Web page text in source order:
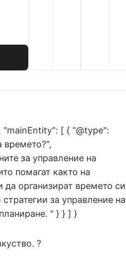
"mainEntity": [ { "@type":
времето?",
за управление на
помагат както на
да организират времето си
за управление на
" } } ] }
?